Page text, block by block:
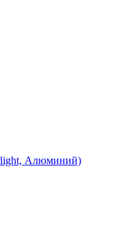
Алюминий)